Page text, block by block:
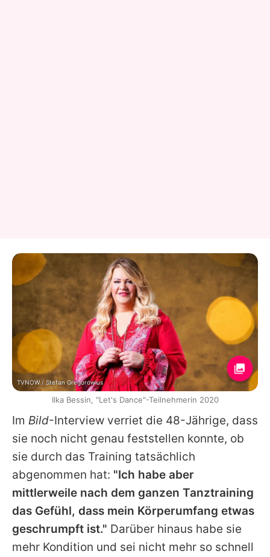
Im Bild-Interview verriet die 48-Jährige, dass
sie noch nicht genau feststellen konnte, ob
sie durch das Training tatsächlich
abgenommen hat: "Ich habe aber
mittlerweile nach dem ganzen Tanztraining
das Gefühl, dass mein Körperumfang etwas
geschrumpft ist." Darüber hinaus habe sie
mehr Kondition und sei nicht mehr so schnell
TVNOW / Stefan Gregorowius
Ilka Bessin, "Let's Dance"-Teilnehmerin 2020